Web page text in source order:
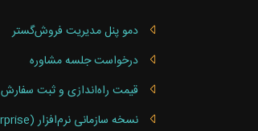
دمو پنل مدیریت فروش‌گستر
درخواست جلسه مشاوره
قیمت راه‌اندازی و ثبت سفارش
نسخه سازمانی نرم‌افزار (Enterprise)